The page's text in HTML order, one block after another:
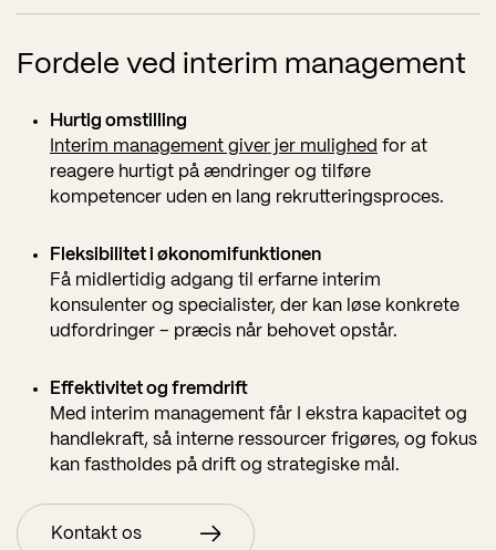
behovet opstår.
Læs mere
Fordele ved interim management
Hurtig omstilling
Interim management giver jer mulighed for at
reagere hurtigt på ændringer og tilføre
kompetencer uden en lang rekrutteringsproces.
Fleksibilitet i økonomifunktionen
Få midlertidig adgang til erfarne interim
konsulenter og specialister, der kan løse konkrete
udfordringer – præcis når behovet opstår.
Effektivitet og fremdrift
Med interim management får I ekstra kapacitet og
handlekraft, så interne ressourcer frigøres, og fokus
kan fastholdes på drift og strategiske mål.
Kontakt os